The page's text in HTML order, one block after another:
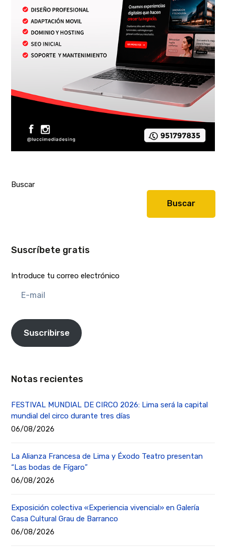
Buscar
Buscar
Suscríbete gratis
Introduce tu correo electrónico
mail
Suscribirse
Notas recientes
FESTIVAL MUNDIAL DE CIRCO 2026: Lima será la capital
mundial del circo durante tres días
06/08/2026
La Alianza Francesa de Lima y Éxodo Teatro presentan
“Las bodas de Fígaro”
06/08/2026
Exposición colectiva «Experiencia vivencial» en Galería
Casa Cultural Grau de Barranco
06/08/2026